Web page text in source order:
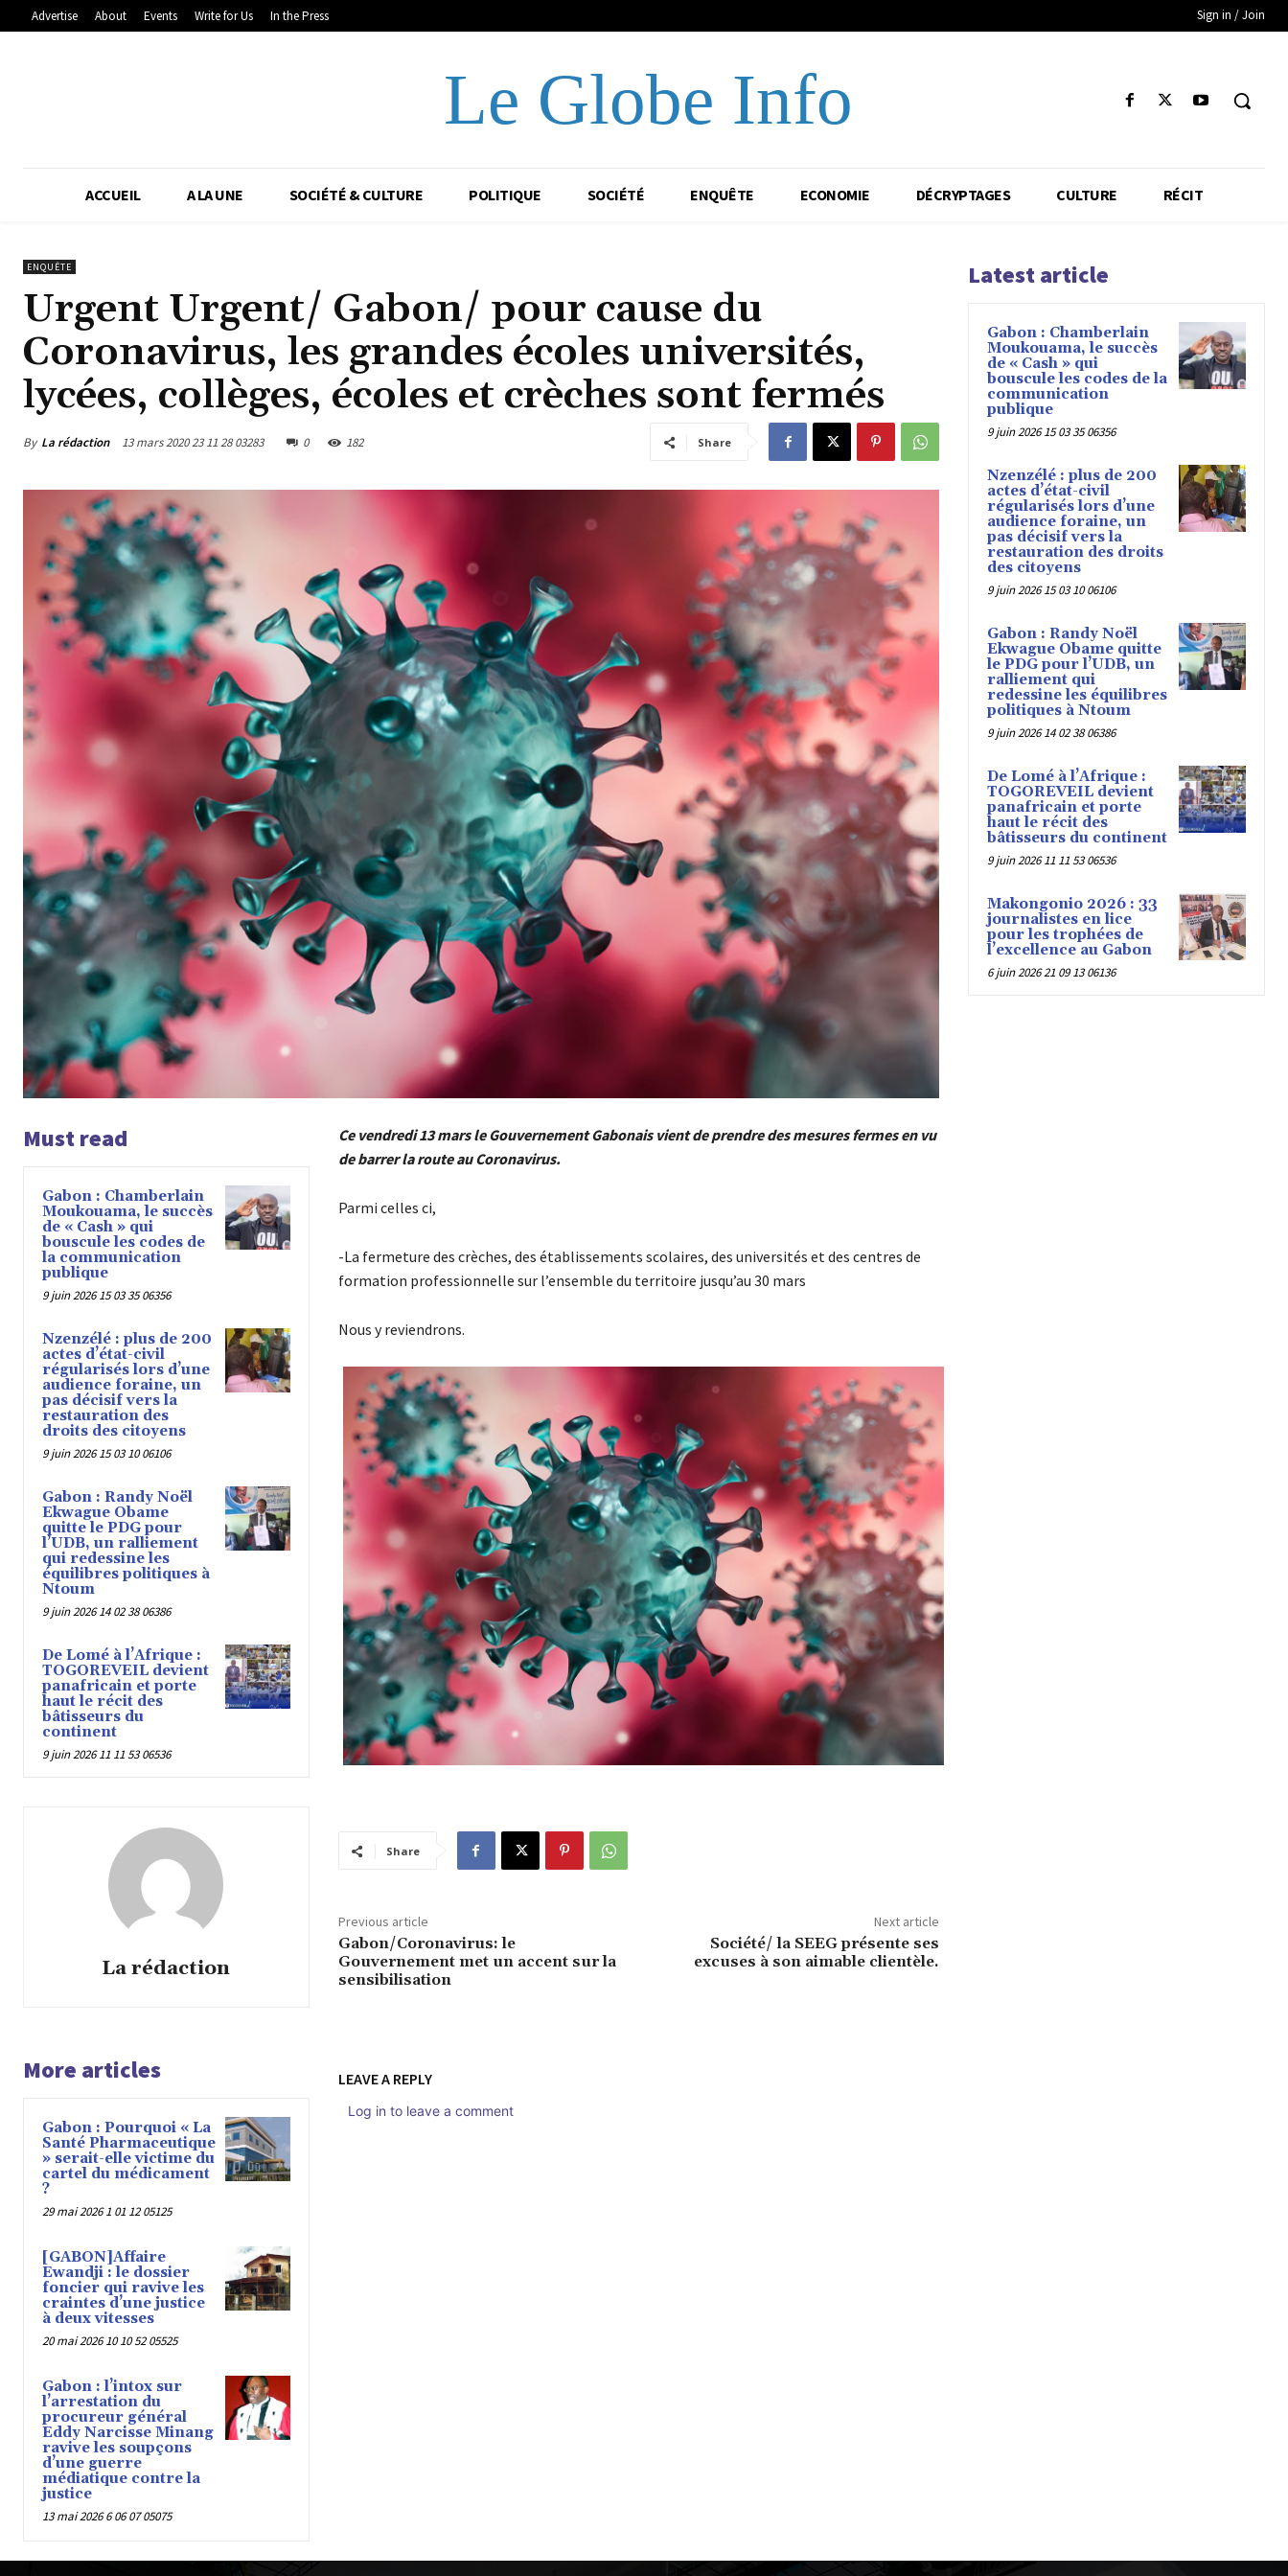
Advertise About Events Write for Us In the Press Sign in / Join
Le Globe Info
ACCUEIL A LA UNE SOCIÉTÉ & CULTURE POLITIQUE SOCIÉTÉ ENQUÊTE ECONOMIE DÉCRYPTAGES CULTURE RÉCIT
ENQUÊTE
Urgent Urgent/ Gabon/ pour cause du
Coronavirus, les grandes écoles universités,
lycées, collèges, écoles et crèches sont fermés
By La rédaction 13 mars 2020 23 11 28 03283 0 182 Share
Must read
Gabon : Chamberlain
Moukouama, le succès
de « Cash » qui
bouscule les codes de
la communication
publique
9 juin 2026 15 03 35 06356
Nzenzélé : plus de 200
actes d’état-civil
régularisés lors d’une
audience foraine, un
pas décisif vers la
restauration des
droits des citoyens
9 juin 2026 15 03 10 06106
Gabon : Randy Noël
Ekwague Obame
quitte le PDG pour
l’UDB, un ralliement
qui redessine les
équilibres politiques à
Ntoum
9 juin 2026 14 02 38 06386
De Lomé à l’Afrique :
TOGOREVEIL devient
panafricain et porte
haut le récit des
bâtisseurs du
continent
9 juin 2026 11 11 53 06536
La rédaction
Ce vendredi 13 mars le Gouvernement Gabonais vient de prendre des mesures fermes en vu
de barrer la route au Coronavirus.
Parmi celles ci,
-La fermeture des crèches, des établissements scolaires, des universités et des centres de
formation professionnelle sur l’ensemble du territoire jusqu’au 30 mars
Nous y reviendrons.
Share
Previous article
Gabon/Coronavirus: le
Gouvernement met un accent sur la
sensibilisation
Next article
Société/ la SEEG présente ses
excuses à son aimable clientèle.
More articles
Gabon : Pourquoi « La
Santé Pharmaceutique
» serait-elle victime du
cartel du médicament
?
29 mai 2026 1 01 12 05125
[GABON]Affaire
Ewandji : le dossier
foncier qui ravive les
craintes d’une justice
à deux vitesses
20 mai 2026 10 10 52 05525
Gabon : l’intox sur
l’arrestation du
procureur général
Eddy Narcisse Minang
ravive les soupçons
d’une guerre
médiatique contre la
justice
13 mai 2026 6 06 07 05075
LEAVE A REPLY
Log in to leave a comment
Latest article
Gabon : Chamberlain
Moukouama, le succès
de « Cash » qui
bouscule les codes de la
communication
publique
9 juin 2026 15 03 35 06356
Nzenzélé : plus de 200
actes d’état-civil
régularisés lors d’une
audience foraine, un
pas décisif vers la
restauration des droits
des citoyens
9 juin 2026 15 03 10 06106
Gabon : Randy Noël
Ekwague Obame quitte
le PDG pour l’UDB, un
ralliement qui
redessine les équilibres
politiques à Ntoum
9 juin 2026 14 02 38 06386
De Lomé à l’Afrique :
TOGOREVEIL devient
panafricain et porte
haut le récit des
bâtisseurs du continent
9 juin 2026 11 11 53 06536
Makongonio 2026 : 33
journalistes en lice
pour les trophées de
l’excellence au Gabon
6 juin 2026 21 09 13 06136